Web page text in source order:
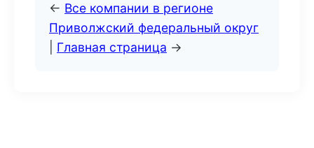
← Все компании в регионе
Приволжский федеральный округ
Главная страница →